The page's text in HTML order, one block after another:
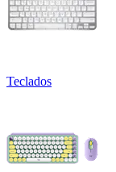
Teclados